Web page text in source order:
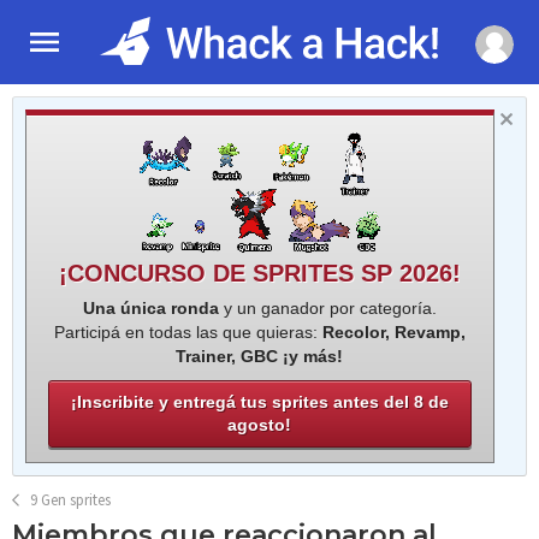
¡CONCURSO DE SPRITES SP 2026!
Una única ronday un ganador por categoría.
Participá en todas las que quieras: Recolor, Revamp,
Trainer, GBC ¡y más!
¡Inscribite y entregá tus sprites antes del 8 de
agosto!
9 Gen sprites